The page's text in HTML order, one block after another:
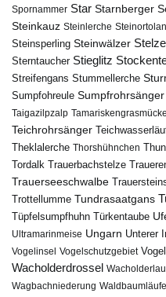
Spornammer Star Starnberger
Steinkauz Steinlerche Steinortolan
Steinsperling Steinwälzer
Sterntaucher Stieglitz
Streifengans Stummellerche
Sumpfohreule Sumpfrohrsänger
Taigazilpzalp Tamariskengrasmücke
Teichrohrsänger
Theklalerche Thorshühnchen
Tordalk Trauerbachstelze
Trauerseeschwalbe
Trottellumme Tundrasaatgans
Tüpfelsumpfhuhn
Türkentaube
Ultramarinmeise Ungarn Unterer
Vogelinsel Vogelschutzgebiet
Wacholderdrossel
Wagbachniederung